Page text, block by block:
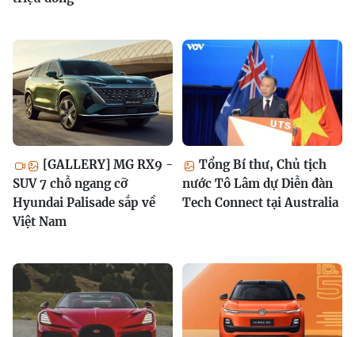
[GALLERY] MG RX9 -
SUV 7 chỗ ngang cỡ
Hyundai Palisade sắp về
Việt Nam
Tổng Bí thư, Chủ tịch
nước Tô Lâm dự Diễn đàn
Tech Connect tại Australia